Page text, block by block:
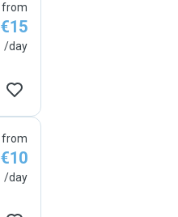
from
€15
/day
from
€10
/day